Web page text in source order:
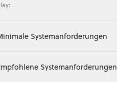
Systemanforderungen
Systemanforderungen